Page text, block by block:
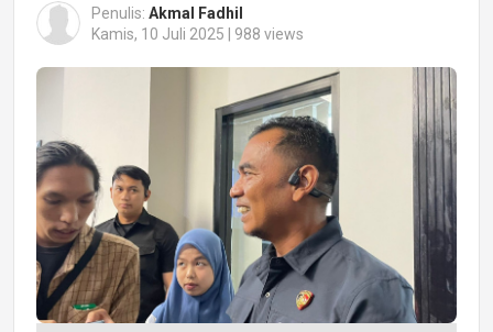
Penulis: Akmal Fadhil
Kamis, 10 Juli 2025 | 988 views